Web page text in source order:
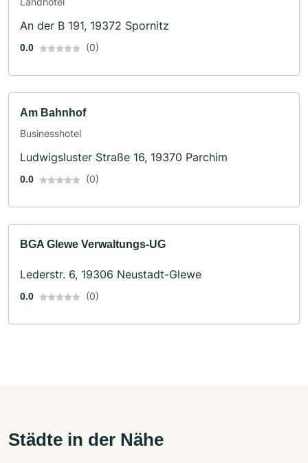
An der B 191, 19372 Spornitz
0.0 (0)
Am Bahnhof
Businesshotel
Ludwigsluster Straße 16, 19370 Parchim
0.0 (0)
BGA Glewe Verwaltungs-UG
Lederstr. 6, 19306 Neustadt-Glewe
0.0 (0)
Städte in der Nähe